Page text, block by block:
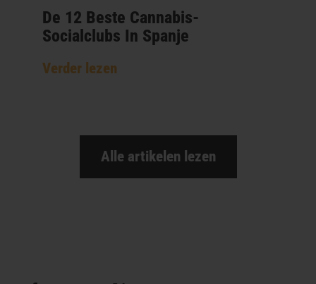
De 12 Beste Cannabis-
Socialclubs In Spanje
Verder lezen
Alle artikelen lezen